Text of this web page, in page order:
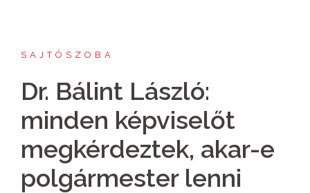
SAJTÓSZOBA
Dr. Bálint László:
minden képviselőt
megkérdeztek, akar-e
polgármester lenni